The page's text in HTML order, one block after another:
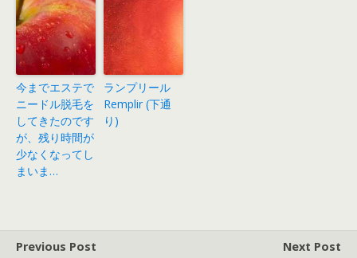
今までエステで
ニードル脱毛を
してきたのです
が、残り時間が
少なくなってし
まいま…
ランプリール
Remplir (下通
り)
Previous Post
Next Post